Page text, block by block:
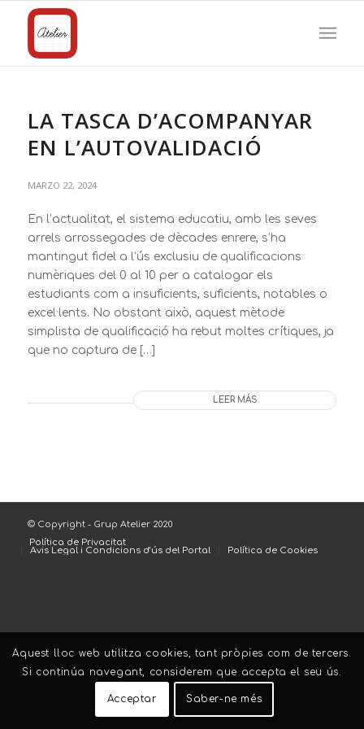
LA TASCA D’ACOMPANYAR
EN L’AUTOVALIDACIÓ
MARZO 22, 2024
En l’actualitat, el sistema educatiu, amb les seves
arrels arrossegades de dècades enrere, s’ha
mantingut fidel a l’ús exclusiu de qualificacions
numèriques del 0 al 10 per a catalogar els
estudiants com a insuficients, suficients, notables o
excel·lents. No obstant això, aquest mètode
simplista de qualificació ha rebut moltes crítiques, ja
que no captura de […]
LEER MÁS
© Copyright - Grup Atelier 2020
Política de Privacitat
Avis Legal i Condicions d’ús del Portal Política de Cookies
Aquest lloc web utilitza cookies, tant pròpies com de tercers.
Si continúa navegant, considerem que accepta el seu ús.
Acceptar Saber-ne més